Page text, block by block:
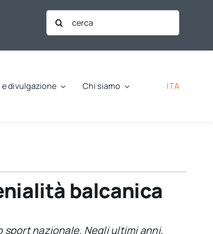
Cerca
per:
e divulgazione Chi siamo ITA
balcanica
sport nazionale. Negli ultimi anni,